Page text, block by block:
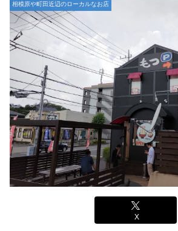
相模原や町田近辺のローカルなお店
X